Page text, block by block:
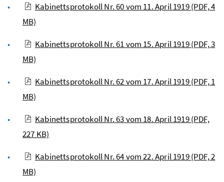
Kabinettsprotokoll Nr. 60 vom 11. April 1919(PDF, 4
MB)
Kabinettsprotokoll Nr. 61 vom 15. April 1919(PDF, 3
MB)
Kabinettsprotokoll Nr. 62 vom 17. April 1919(PDF, 1
MB)
Kabinettsprotokoll Nr. 63 vom 18. April 1919(PDF,
227 KB)
Kabinettsprotokoll Nr. 64 vom 22. April 1919(PDF, 2
MB)